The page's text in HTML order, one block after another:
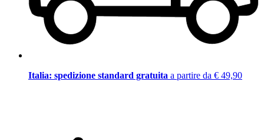
Italia: spedizione standard gratuita a partire da € 49,90